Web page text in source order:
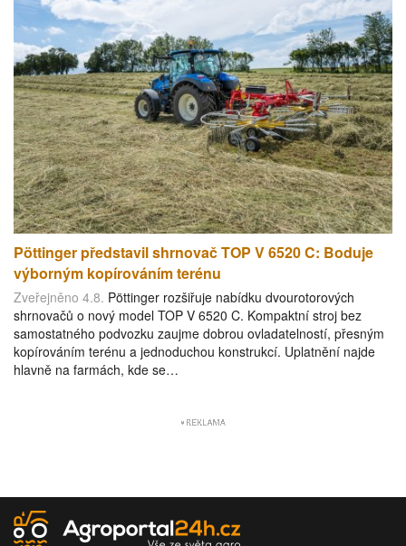
Pöttinger představil shrnovač TOP V 6520 C: Boduje
výborným kopírováním terénu
Zveřejněno 4.8. Pöttinger rozšiřuje nabídku dvourotorových
shrnovačů o nový model TOP V 6520 C. Kompaktní stroj bez
samostatného podvozku zaujme dobrou ovladatelností, přesným
kopírováním terénu a jednoduchou konstrukcí. Uplatnění najde
hlavně na farmách, kde se…